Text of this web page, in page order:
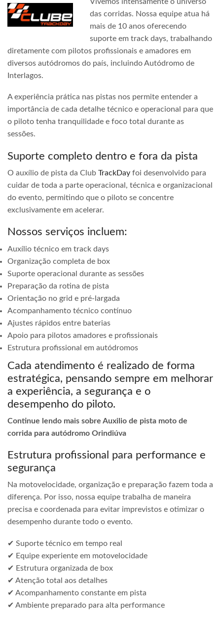
das corridas. Nossa equipe atua há
mais de 10 anos oferecendo
suporte em track days, trabalhando
diretamente com pilotos profissionais e amadores em
diversos autódromos do país, incluindo Autódromo de
Interlagos.
A experiência prática nas pistas nos permite entender a
importância de cada detalhe técnico e operacional para que
o piloto tenha tranquilidade e foco total durante as
sessões.
Suporte completo dentro e fora da pista
O auxílio de pista da Club TrackDay foi desenvolvido para
cuidar de toda a parte operacional, técnica e organizacional
do evento, permitindo que o piloto se concentre
exclusivamente em acelerar.
Nossos serviços incluem:
Auxílio técnico em track days
Organização completa de box
Suporte operacional durante as sessões
Preparação da rotina de pista
Orientação no grid e pré-largada
Acompanhamento técnico contínuo
Ajustes rápidos entre baterias
Apoio para pilotos amadores e profissionais
Estrutura profissional em autódromos
Cada atendimento é realizado de forma
estratégica, pensando sempre em melhorar
a experiência, a segurança e o
desempenho do piloto.
Continue lendo mais sobre Auxilio de pista moto de
corrida para autódromo Orindiúva
Estrutura profissional para performance e
segurança
Na motovelocidade, organização e preparação fazem toda a
diferença. Por isso, nossa equipe trabalha de maneira
precisa e coordenada para evitar imprevistos e otimizar o
desempenho durante todo o evento.
✔ Suporte técnico em tempo real
✔ Equipe experiente em motovelocidade
✔ Estrutura organizada de box
✔ Atenção total aos detalhes
✔ Acompanhamento constante em pista
✔ Ambiente preparado para alta performance